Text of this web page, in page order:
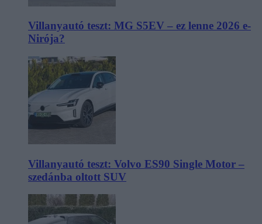
Villanyautó teszt: MG S5EV – ez lenne 2026 e-
Nirója?
Villanyautó teszt: Volvo ES90 Single Motor –
szedánba oltott SUV